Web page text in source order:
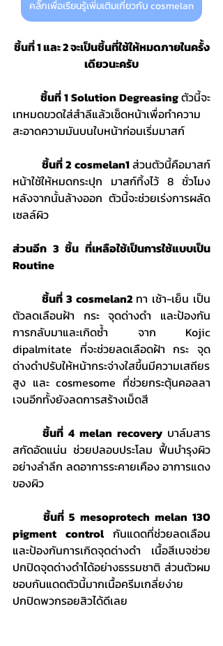
คลิ๊กเพื่อเรียนรู้เพิ่มเติมเกี่ยวกับ cosmelan
ชิ้นที่ 1 และ 2 จะเป็นชิ้นที่ใช้ให้หมดภายในครั้ง
เดียวนะครับ
	ชิ้นที่ 1
Solution Degreasing ตัวนี้จะ
เทหมดขวดใส่สำลีแล้วเช็ดหน้าเพื่อทำความ
สะอาดความมันบนใบหน้าก่อนเริ่มมาสก์
	ชิ้นที่ 2 cosmelan1
ส่วนตัวนี้คือมาสก์
หน้าใช้ให้หมดกระปุก มาสก์ทิ้งไว้ 8 ชั่วโมง
หลังจากนั้นล้างออก ตัวนี้จะช่วยเร่งการผลัด
เซลล์ผิว
ส่วนอีก 3 ชิ้น ที่เหลือใช้เป็นการใช้แบบเป็น
Routine
	ชิ้นที่ 3 cosmelan2
ทา เช้า-เย็น เป็น
ตัวลดเลือนฝ้า กระ จุดด่างดำ และป้องกัน
การกลับมาและเกิดซ้ำ จาก Kojic
dipalmitate ที่จะช่วยลดเลือดฝ้า กระ จุด
ด่างดำปรับให้หน้ากระจ่างใสขึ้นมีความเสถียร
สูง และ cosmesome ที่ช่วยกระตุ้นคอลลา
เจนอีกทั้งยังลดการสร้างเม็ดสี
	ชิ้นที่ 4
melan recovery บาล์มสาร
สกัดอัดแน่น ช่วยปลอบประโลม ฟื้นบำรุงผิว
อย่างลำลึก ลดอาการระคายเคือง อาการแดง
ของผิว
	ชิ้นที่ 5 mesoprotech melan 130
pigment control กันแดดที่ช่วยลดเลือน
และป้องกันการเกิดจุดด่างดำ เนื้อสีเบจช่วย
ปกปิดจุดด่างดำได้อย่างธรรมชาติ ส่วนตัวผม
ชอบกันแดดตัวนี้มากเนื้อครีมเกลี่ยง่าย
ปกปิดพวกรอยสิวได้ดีเลย